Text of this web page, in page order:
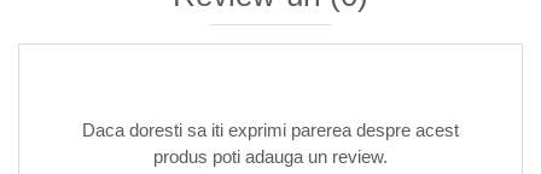
Daca doresti sa iti exprimi parerea despre acest
produs poti adauga un review.